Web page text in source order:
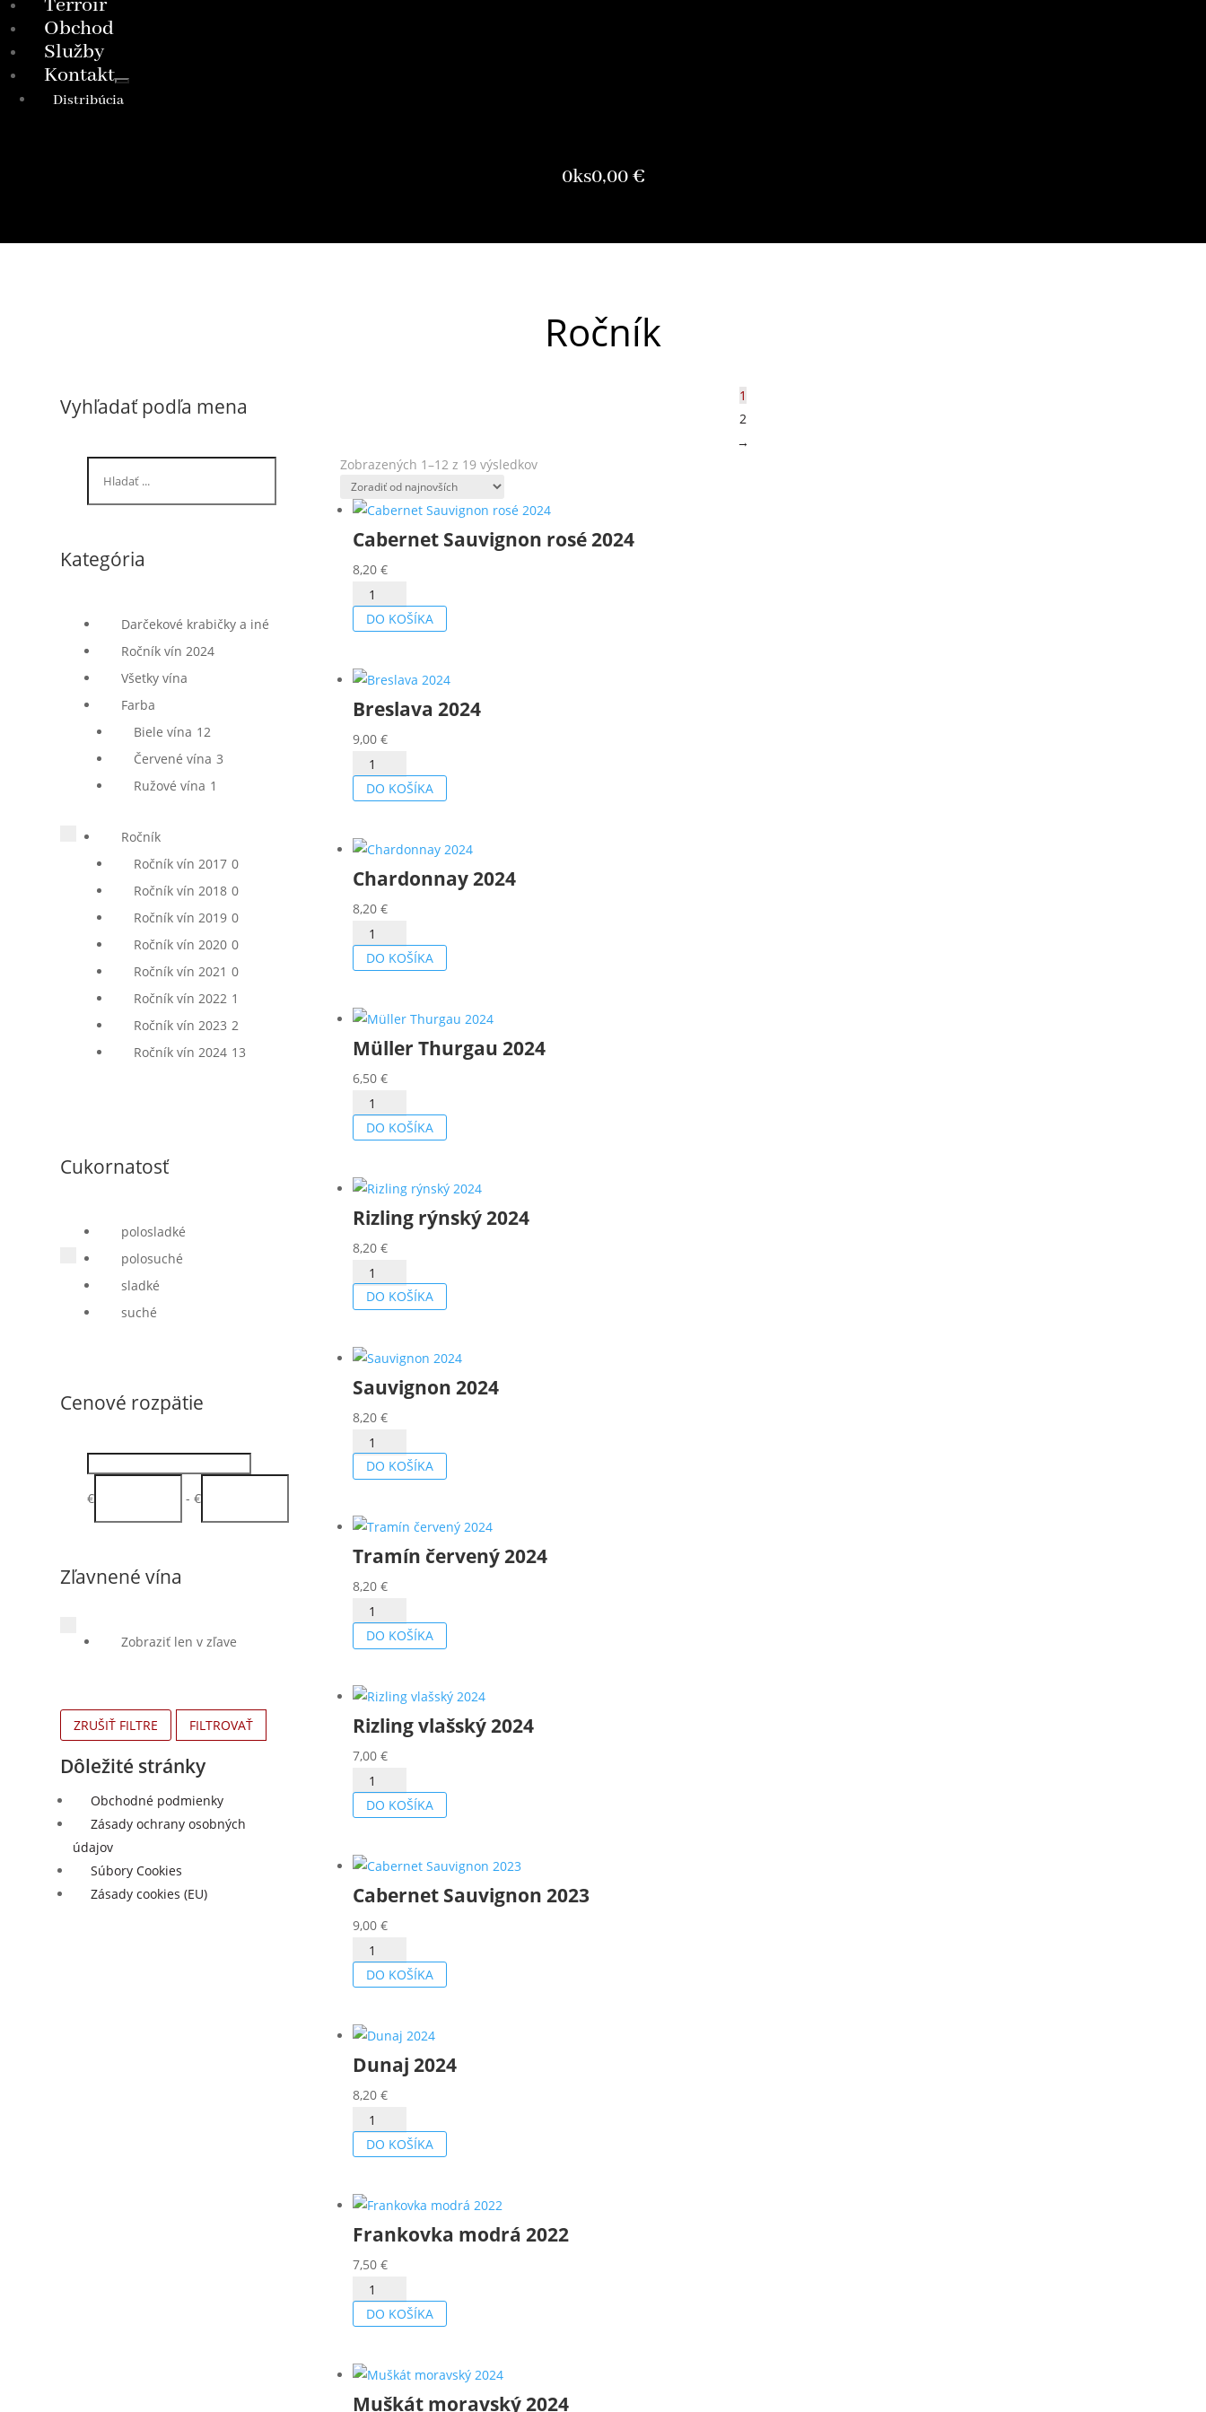
Terroir
Obchod
Služby
Kontakt
Distribúcia
0ks0,00€
Ročník
Vyhľadať podľa mena
Kategória
Darčekové krabičky a iné
Ročník vín 2024
Všetky vína
Farba
Biele vína 12
Červené vína 3
Ružové vína 1
Ročník
Ročník vín 2017 0
Ročník vín 2018 0
Ročník vín 2019 0
Ročník vín 2020 0
Ročník vín 2021 0
Ročník vín 2022 1
Ročník vín 2023 2
Ročník vín 2024 13
Cukornatosť
polosladké
polosuché
sladké
suché
Cenové rozpätie
€ - €
Zľavnené vína
Zobraziť len v zľave
ZRUŠIŤ FILTRE FILTROVAŤ
Dôležité stránky
Obchodné podmienky
Zásady ochrany osobných
údajov
Súbory Cookies
Zásady cookies (EU)
1
2
→
Zobrazených 1–12 z 19 výsledkovZoradené
najnovších
Cabernet Sauvignon rosé 2024
8,20 €
množstvo
Cabernet
2024
DO KOŠÍKA
Breslava 2024
9,00 €
množstvo
Breslava
DO KOŠÍKA
Chardonnay 2024
8,20 €
množstvo
Chardonnay
DO KOŠÍKA
Müller Thurgau 2024
6,50 €
množstvo
Müller
DO KOŠÍKA
Rizling rýnský 2024
8,20 €
množstvo
Rizling
DO KOŠÍKA
Sauvignon 2024
8,20 €
množstvo
Sauvignon
DO KOŠÍKA
Tramín červený 2024
8,20 €
množstvo
Tramín
DO KOŠÍKA
Rizling vlašský 2024
7,00 €
množstvo
Rizling
DO KOŠÍKA
Cabernet Sauvignon 2023
9,00 €
množstvo
Cabernet
DO KOŠÍKA
Dunaj 2024
8,20 €
množstvo
Dunaj
DO KOŠÍKA
Frankovka modrá 2022
7,50 €
množstvo
Frankovka
DO KOŠÍKA
Muškát moravský 2024